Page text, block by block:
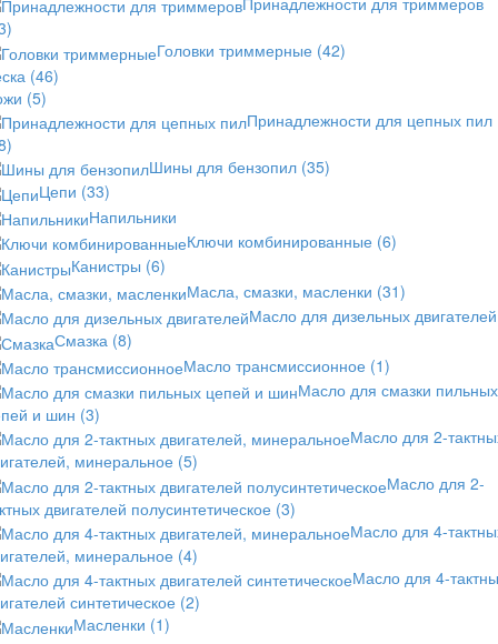
Головки триммерные (42)
(46)
(5)
Принадлежности для цепных пил
Шины для бензопил (35)
Цепи (33)
Напильники
Ключи комбинированные (6)
Канистры (6)
Масла, смазки, масленки (31)
Масло для дизельных двигателей
Смазка (8)
Масло трансмиссионное (1)
Масло для смазки пильных
и шин (3)
Масло для 2-
минеральное (5)
Масло для 2-
двигателей полусинтетическое (3)
Масло для 4-
минеральное (4)
Масло для 4-
синтетическое (2)
Масленки (1)